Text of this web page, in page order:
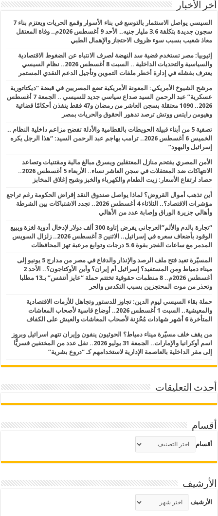
أخر الأخبار
السيسي يواصل الاستثمار بالتوسع في بناء الأسوار وقمع الحريات ويعتزم بناء 7
سجون جديدة بتكلفة 3.6 مليار جنيه.. الأحد 9 أغسطس 2026م.. وفاة المعتقل
معاذ شعيب بسبب سوء ظروف الاحتجاز والإهمال الطبي
إثيوبيا: مصر تستخدم قضية سد النهضة لصرف الانتباه عن الضغوط الاقتصادية
والسياسية والتحديات الداخلية .. السبت 8 أغسطس 2026.. نظام السيسي
يعترف بفشله في إدارة أخطر ملفات التموين وتأجيل الدعم النقدي المستمر
مرشح الشيوخ الأمريكي: المعونة الأمريكية تضع المصريين في قبضة “ديكتاتورية
عسكرية” عبد الرحمن السيد صداع سياسي جديد للسيسي .. الجمعة 7 أغسطس
2026.. 1090 معتقلة بسجن العاشر من رمضان و47 فقط ينفذن أحكامًا قضائية
وهيومن رايتس ووتش ترصد تدهور الحقوق والحريات بمصر
تصفية 5 من أبناء قبيلة الحويطات بالقطامية والأدلة تفضح مزاعم داخلية النظام ..
الخميس 6 أغسطس 2026.. ترامب يهاجم عبد الرحمن السيد: “هذا الرجل يكره
إسرائيل واليهود”
الأمن المصري يقتحم منازل المعتقلين ويسرق مبالغ مالية ومقتنيات وتصاعد
الانتهاكات ضد المعتقلات في سجن العاشر نساء.. الأربعاء 5 أغسطس 2026..
حصاد ارتفاع الأسعار: زيت الطعام والكهرباء والخبز وشبح إغلاق المخابز
أين تذهب أموال القروض؟ لماذا يواصل صندوق النقد إقراض الحكومة رغم تراجع
مؤشرات الاقتصاد؟.. الثلاثاء 4 أغسطس 2026.. تجدد الاشتباكات بين الشرطة
وأهالي جزيرة الوراق وإصابة عدد من الأهالي
“تجارة بالدم والألم”العرجاني يفرض إتاوة 300 ألف دولار لإدخال أدوية لغزة ويبيع
الوقود بأضعاف سعره في إسرائيل.. الاثنين 3 أغسطس 2026.. زلزال السويس
المدمر مع ساعات الفجر بقوة 5.6 درجات وتوابع مرعبة تهز المحافظات
المسيّرة تعيد فتح ملف الرصد والإنذار والدفاع في مصر من مدارج 5 يونيو إلى
ميناء دمياط ومن المستفيد؟ إسرائيل أم إيران؟ وأين الأوكتاجون؟.. الأحد 2
أغسطس 2026م.. 8 منظمات حقوقية تختتم حملة “عايز أتنفس” بـ13 مطلبا
وتحذر من موت المحتجزين بسبب التكدس والحر
حملة بقاء السيسي ليوم الدين: تجاوز للدستور وتجاهل للأزمات الاقتصادية
والمعيشية.. السبت 1 أغسطس 2026.. أوضاع قاسية لأصحاب المعاشات
المتأخرة 6 أشهر شهادات مُحْزِنة لأصحاب المعاشات والعيش على الكفاف
من يقف خلف مسيّرة ميناء دمياط؟ الحوثيون ينفون وإيران تتهم اسرائيل وبروز
اسم أوكرانيا والإمارات.. الجمعة 31 يوليو 2026.. نقل عدد من المختفين قسريًّا
إلى مقر الداخلية بالعاصمة الإدارية لاستخدامهم كـ “دروع بشرية”
أحدث التعليقات
أقسام
أقسام
الأرشيف
الأرشيف